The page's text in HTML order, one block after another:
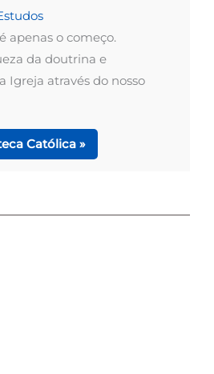
apenas o começo.
da doutrina e
Igreja através do nosso
Católica »